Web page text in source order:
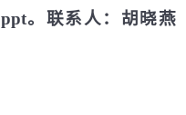
ppt。联系人：胡晓燕